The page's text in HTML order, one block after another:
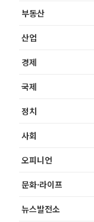
부동산
산업
경제
국제
정치
사회
오피니언
문화·라이프
뉴스발전소